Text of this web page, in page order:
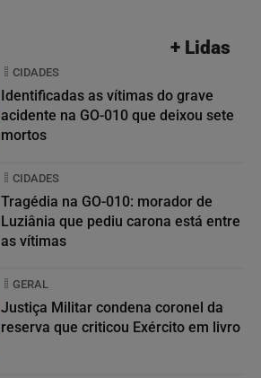
+ Lidas
CIDADES
Identificadas as vítimas do grave
acidente na GO-010 que deixou sete
mortos
CIDADES
Tragédia na GO-010: morador de
Luziânia que pediu carona está entre
as vítimas
GERAL
Justiça Militar condena coronel da
reserva que criticou Exército em livro